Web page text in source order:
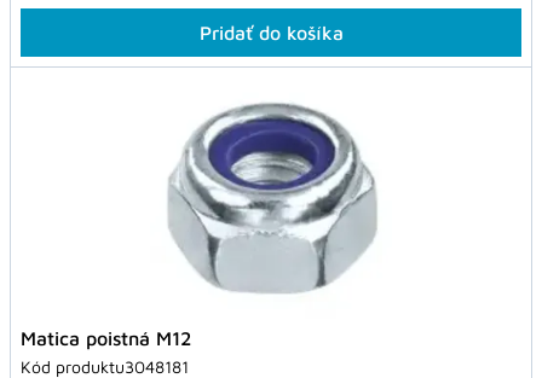
Pridať do košíka
Matica poistná M12
Kód produktu3048181